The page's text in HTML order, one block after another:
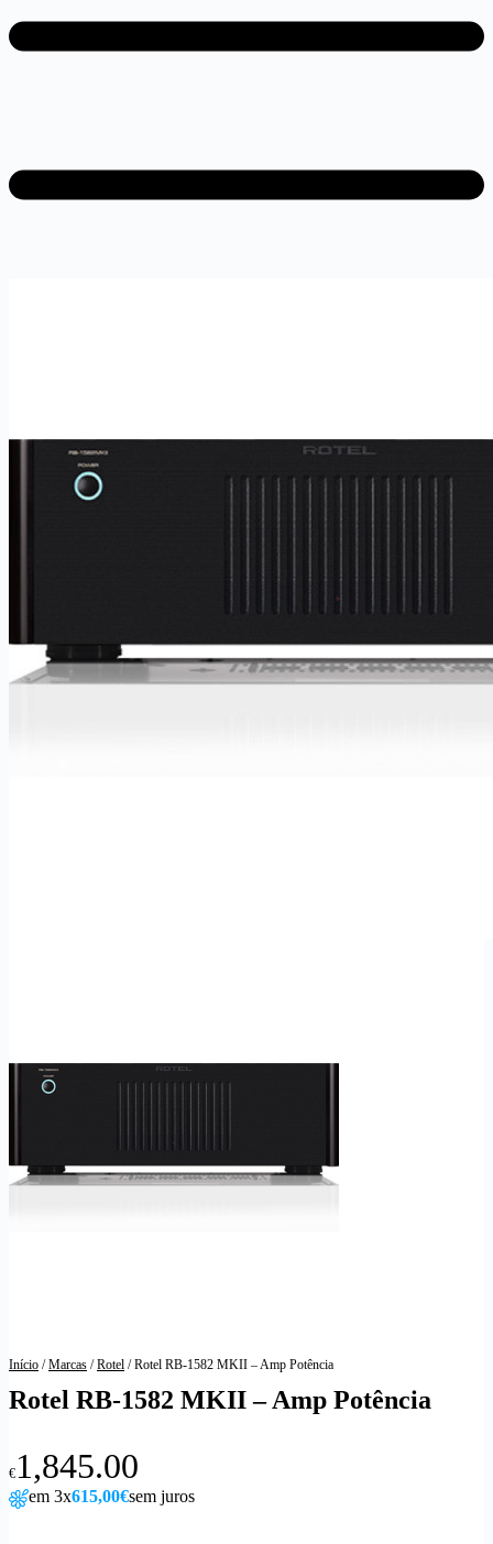
Início /Marcas /Rotel / Rotel RB-1582 MKII – Amp Potência
Rotel RB-1582 MKII – Amp Potência
€1,845.00
em 3x615,00€sem juros